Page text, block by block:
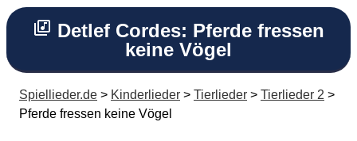
Detlef Cordes: Pferde fressen
keine Vögel
Spiellieder.de > Kinderlieder > Tierlieder > Tierlieder 2 >
Pferde fressen keine Vögel